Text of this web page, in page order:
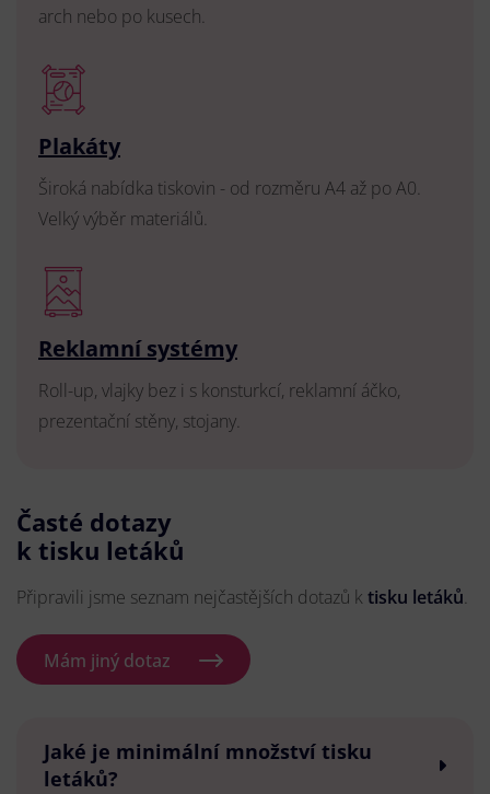
arch nebo po kusech.
Plakáty
Široká nabídka tiskovin - od rozměru A4 až po A0.
Velký výběr materiálů.
Reklamní systémy
Roll-up, vlajky bez i s konsturkcí, reklamní áčko,
prezentační stěny, stojany.
Časté dotazy
k tisku letáků
Připravili jsme seznam nejčastějších dotazů k tisku letáků.
Mám jiný dotaz
Jaké je minimální množství tisku
letáků?